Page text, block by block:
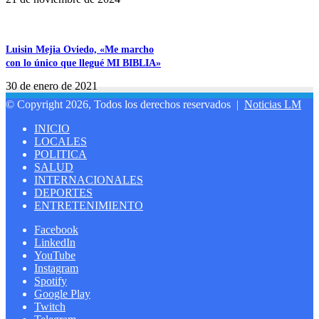
Luisin Mejia Oviedo, «Me marcho
con lo único que llegué MI BIBLIA»
30 de enero de 2021
© Copyright 2026, Todos los derechos reservados | Noticias LM
INICIO
LOCALES
POLITICA
SALUD
INTERNACIONALES
DEPORTES
ENTRETENIMIENTO
Facebook
LinkedIn
YouTube
Instagram
Spotify
Google Play
Twitch